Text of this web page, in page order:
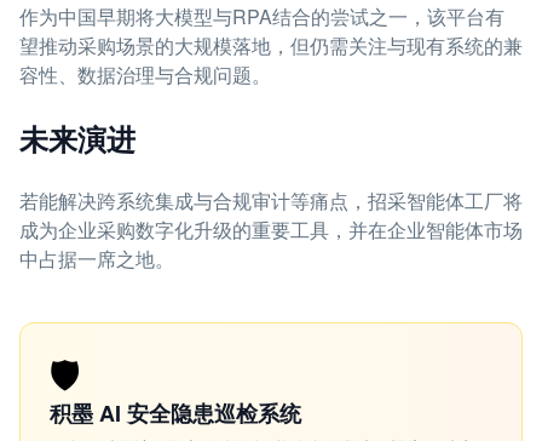
作为中国早期将大模型与RPA结合的尝试之一，该平台有
望推动采购场景的大规模落地，但仍需关注与现有系统的兼
容性、数据治理与合规问题。
未来演进
若能解决跨系统集成与合规审计等痛点，招采智能体工厂将
成为企业采购数字化升级的重要工具，并在企业智能体市场
中占据一席之地。
🛡️
积墨 AI 安全隐患巡检系统